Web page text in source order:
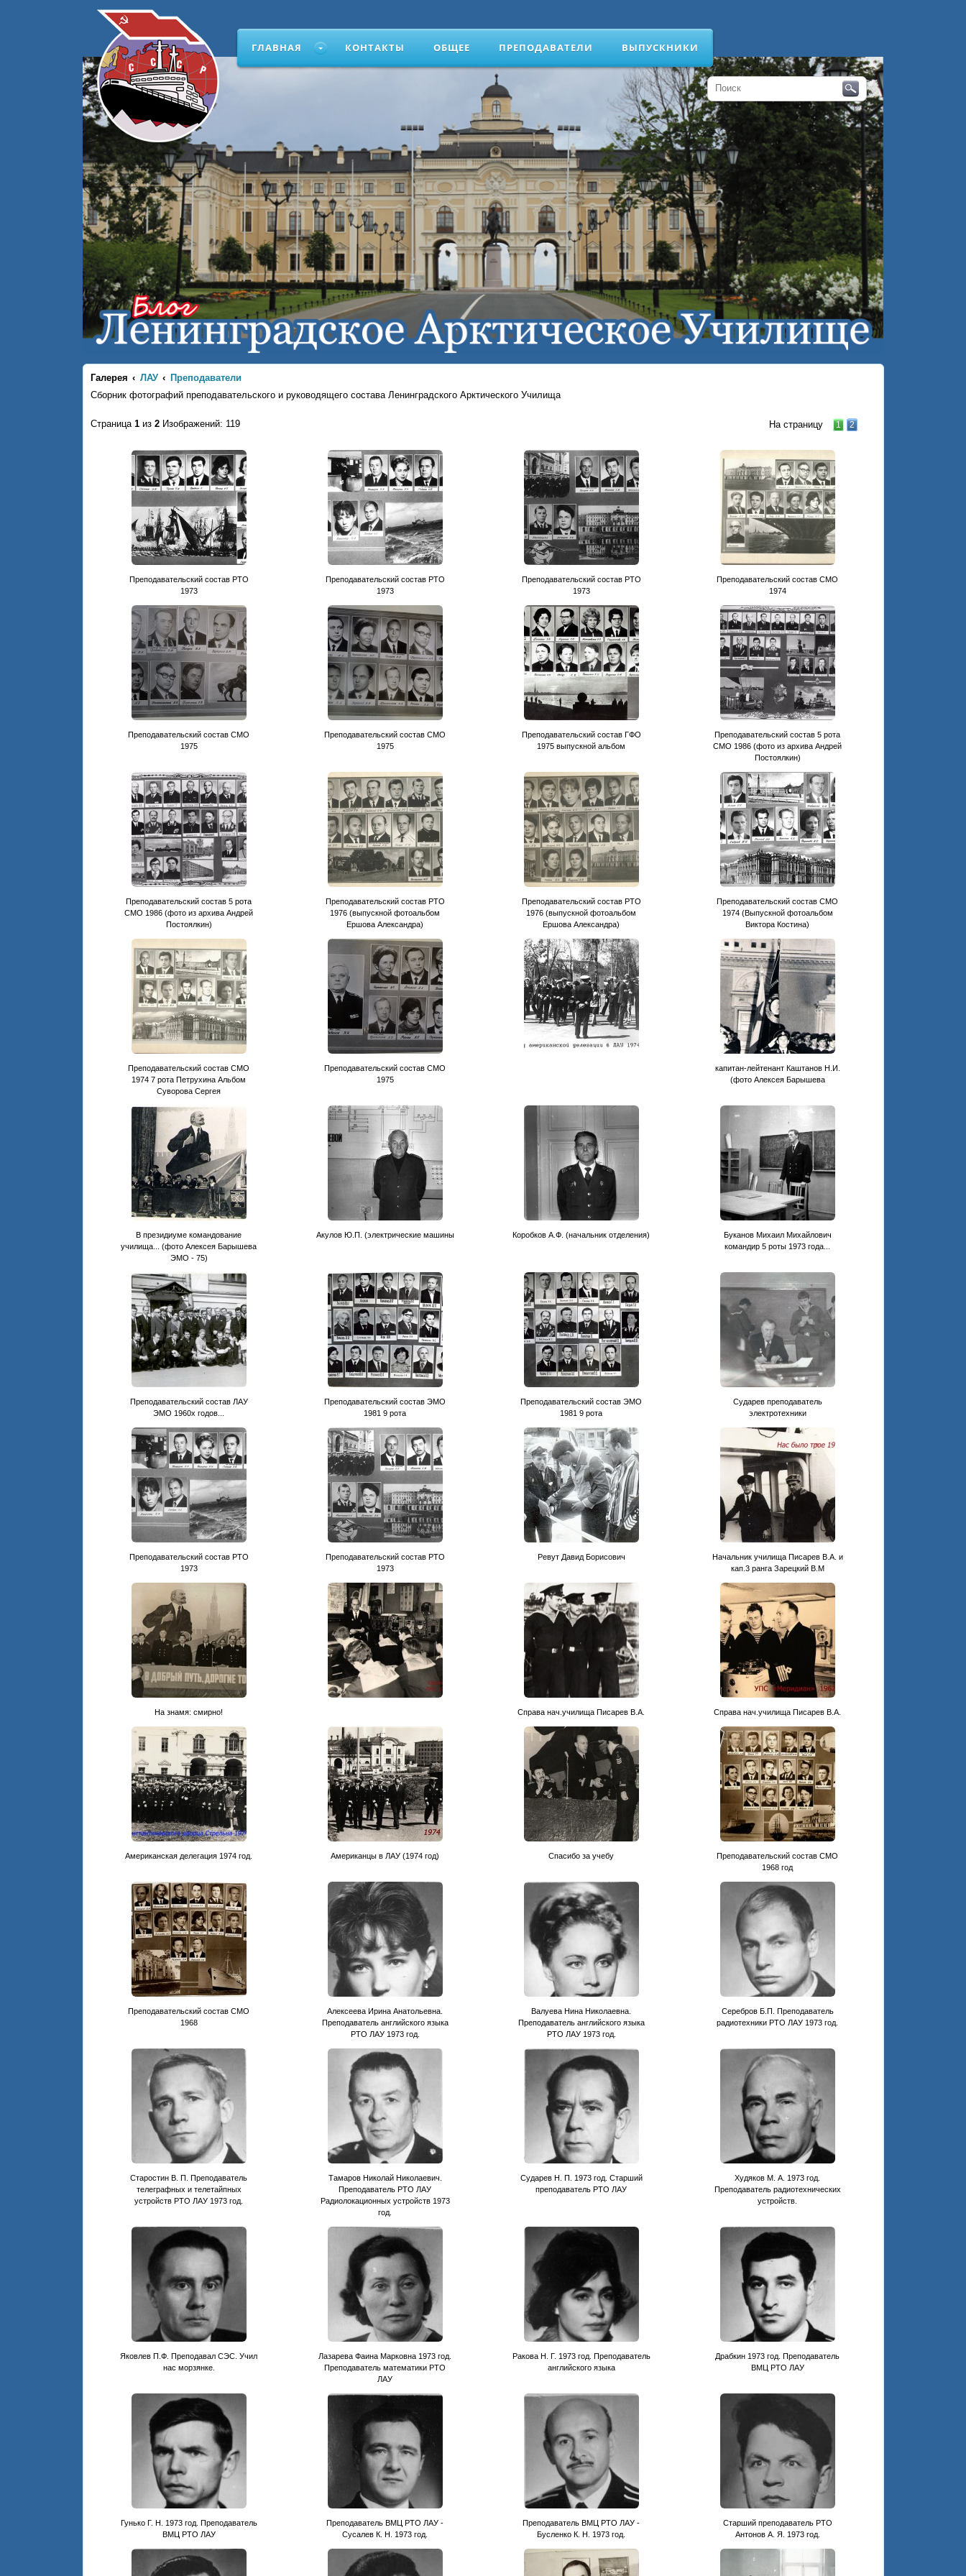
ГЛАВНАЯ КОНТАКТЫ ОБЩЕЕ ПРЕПОДАВАТЕЛИ ВЫПУСКНИКИ
Галерея ЛАУ
Преподаватели
Сборник фотографий преподавательского и руководящего состава Ленинградского Арктического Училища
Страница 1из 2Изображений: 119 На страницу 1 2
Преподавательский состав РТО
1973
Преподавательский состав РТО
1973
Преподавательский состав РТО
1973
Преподавательский состав СМО
1974
Преподавательский состав CМО
1975
Преподавательский состав СМО
1975
Преподавательский состав ГФО
1975 выпускной альбом
Преподавательский состав 5 рота
СМО 1986 (фото из архива Андрей
Постоялкин)
Преподавательский состав 5 рота
СМО 1986 (фото из архива Андрей
Постоялкин)
Преподавательский состав РТО
1976 (выпускной фотоальбом
Ершова Александра)
Преподавательский состав РТО
1976 (выпускной фотоальбом
Ершова Александра)
Преподавательский состав СМО
1974 (Выпускной фотоальбом
Виктора Костина)
Преподавательский состав СМО
1974 7 рота Петрухина Альбом
Суворова Сергея
Преподавательский состав CМО
1975
капитан-лейтенант Каштанов Н.И.
(фото Алексея Барышева
В президиуме командование
училища... (фото Алексея Барышева
ЭМО - 75)
Акулов Ю.П. (электрические машины Коробков А.Ф. (начальник отделения)
Буканов Михаил Михайлович
командир 5 роты 1973 года...
Преподавательский состав ЛАУ
ЭМО 1960х годов...
Преподавательский состав ЭМО
1981 9 рота
Преподавательский состав ЭМО
1981 9 рота
Сударев преподаватель
электротехники
Преподавательский состав РТО
1973
Преподавательский состав РТО
1973
Ревут Давид Борисович
Начальник училища Писарев В.А. и
кап.3 ранга Зарецкий В.М
На знамя: смирно! Справа нач.училища Писарев В.А. Cправа нач.училища Писарев В.А.
Американская делегация 1974 год. Американцы в ЛАУ (1974 год) Спасибо за учебу
Преподавательский состав СМО
1968 год
Преподавательский состав СМО
1968
Алексеева Ирина Анатольевна.
Преподаватель английского языка
РТО ЛАУ 1973 год.
Валуева Нина Николаевна.
Преподаватель английского языка
РТО ЛАУ 1973 год.
Серебров Б.П. Преподаватель
радиотехники РТО ЛАУ 1973 год.
Старостин В. П. Преподаватель
телеграфных и телетайпных
устройств РТО ЛАУ 1973 год.
Тамаров Николай Николаевич.
Преподаватель РТО ЛАУ
Радиолокационных устройств 1973
год.
Сударев Н. П. 1973 год. Старший
преподаватель РТО ЛАУ
Худяков М. А. 1973 год.
Преподаватель радиотехнических
устройств.
Яковлев П.Ф. Преподавал СЭС. Учил
нас морзянке.
Лазарева Фаина Марковна 1973 год.
Преподаватель математики РТО
ЛАУ
Ракова Н. Г. 1973 год. Преподаватель
английского языка
Драбкин 1973 год. Преподаватель
ВМЦ РТО ЛАУ
Гунько Г. Н. 1973 год. Преподаватель
ВМЦ РТО ЛАУ
Преподаватель ВМЦ РТО ЛАУ -
Сусалев К. Н. 1973 год.
Преподаватель ВМЦ РТО ЛАУ -
Бусленко К. Н. 1973 год.
Старший преподаватель РТО
Антонов А. Я. 1973 год.